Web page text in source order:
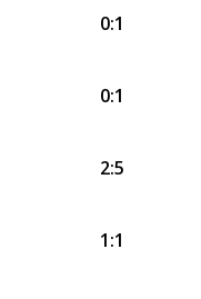
0:1
0:1
2:5
1:1